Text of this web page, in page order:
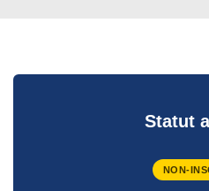
Statut
NON-